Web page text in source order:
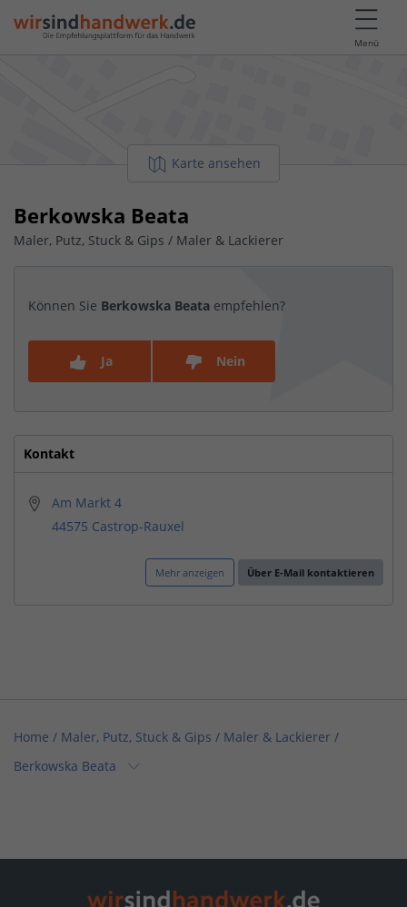
Menü
Karte ansehen
Berkowska Beata
Maler, Putz, Stuck & Gips / Maler & Lackierer
Können Sie Berkowska Beata empfehlen?
Ja Nein
Kontakt
Am Markt 4
44575 Castrop-Rauxel
Mehr anzeigen Über E-Mail kontaktieren
Home / Maler, Putz, Stuck & Gips / Maler & Lackierer /
Berkowska Beata